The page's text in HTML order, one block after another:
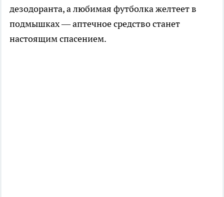
дезодоранта, а любимая футболка желтеет в
подмышках — аптечное средство станет
настоящим спасением.